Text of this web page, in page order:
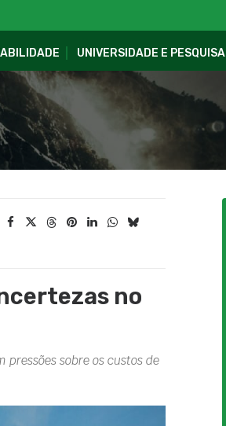
UNIVERSIDADE E PESQUISA
no
pressões sobre os custos de